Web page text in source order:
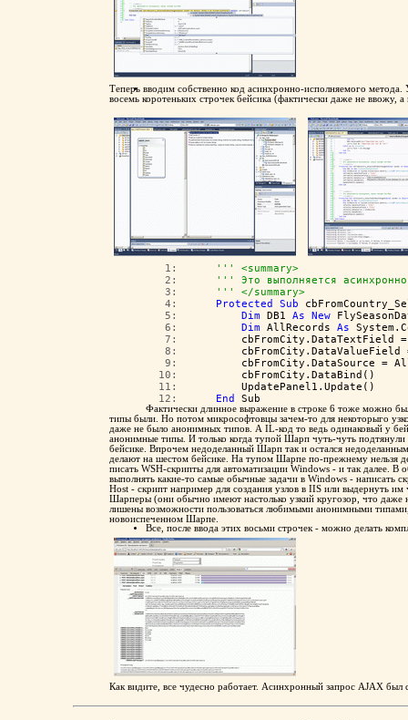
Теперь вводим собственно код асинхронно-исполняемого
восемь коротеньких строчек бейсика (фактически даже не ввожу,
   1:
''' <summary>
   2:
''' Это выполняется
   3:
''' </summary>
   4:
Protected Sub
   5:
Dim DB1 As New
   6:
Dim AllRecords As
   7:
cbFromCity.DataTextField
   8:
   9:
cbFromCity.DataSource =
  10:
        cbFromCity.DataBind()
  11:
        UpdatePanel1.Update()
  12:
End Sub
Фактически длинное выражение в строке 6 тоже можно
типы были. Но потом микрософтовцы зачем-то для некоторыго
даже не было анонимных типов. А IL-код то ведь одинаковый у
анонимные типы. И только когда тупой Шарп чуть-чуть
бейсике. Впрочем недоделанный Шарп так и остался
делают на шестом бейсике. На тупом Шарпе по-прежнему нельзя
писать WSH-скрипты для автоматизации Windows - и так далее.
выполнять какие-то самые обычные задачи в Windows - написать
Host - скрипт например для создания узлов в IIS или выдернуть
Шарперы (они обычно имеют настолько узкий кругозор, что даже
лишены возможности пользоваться любимыми анонимными
новоиспеченном Шарпе.
Все, после ввода этих восьми строчек - можно делать
Как видите, все чудесно работает. Асинхронный запрос AJAX